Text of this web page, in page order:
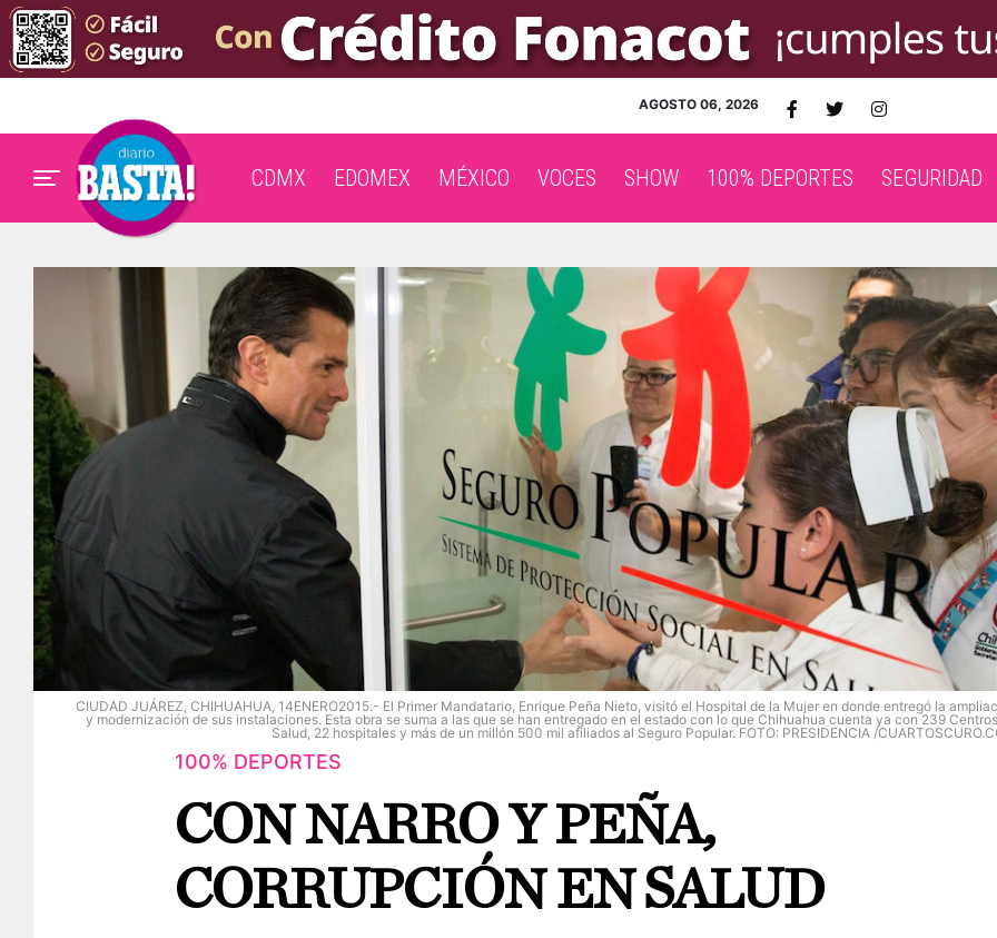
AGOSTO 06, 2026
CDMX EDOMEX MÉXICO VOCES SHOW 100% DEPORTES SEGURIDAD
CIUDAD JUÁREZ, CHIHUAHUA, 14ENERO2015.- El Primer Mandatario, Enrique Peña Nieto, visitó el Hospital de la Mujer en donde entregó la
y modernización de sus instalaciones. Esta obra se suma a las que se han entregado en el estado con lo que Chihuahua cuenta ya con 239
Salud, 22 hospitales y más de un millón 500 mil afiliados al Seguro Popular. FOTO: PRESIDENCIA /
100% DEPORTES
CON NARRO Y PEÑA,
CORRUPCIÓN EN SALUD